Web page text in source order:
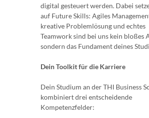
digital gesteuert werden. Dabei
auf Future Skills: Agiles
kreative Problemlösung und echtes
Teamwork sind bei uns kein bloßes
sondern das Fundament deines
Dein Toolkit für die Karriere
Dein Studium an der THI Business
kombiniert drei entscheidende
Kompetenzfelder: